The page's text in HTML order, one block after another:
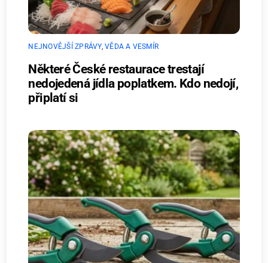
NEJNOVĚJŠÍ ZPRÁVY,VĚDA A VESMÍR
Některé České restaurace trestají
nedojedená jídla poplatkem. Kdo nedojí,
připlatí si